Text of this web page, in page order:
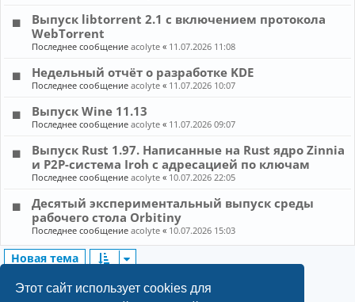
Этот сайт использует cookies для
Выпуск libtorrent 2.1 с включением протокола
WebTorrent
Последнее сообщениеacolyte « 11.07.2026 11:08
Недельный отчёт о разработке KDE
Последнее сообщениеacolyte « 11.07.2026 10:07
Выпуск Wine 11.13
Последнее сообщениеacolyte « 11.07.2026 09:07
Выпуск Rust 1.97. Написанные на Rust ядро Zinnia
и P2P-система Iroh с адресацией по ключам
Последнее сообщениеacolyte « 10.07.2026 22:05
Десятый экспериментальный выпуск среды
рабочего стола Orbitiny
Последнее сообщениеacolyte « 10.07.2026 15:03
Новая тема
Пред.
2